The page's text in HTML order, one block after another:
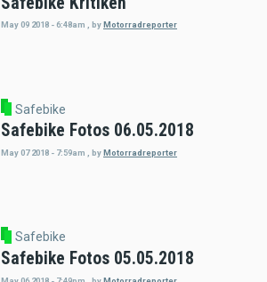
May 09 2018 - 6:48am byMotorradreporter
Safebike
Safebike Fotos 06.05.2018
May 07 2018 - 7:59am byMotorradreporter
Safebike
Safebike Fotos 05.05.2018